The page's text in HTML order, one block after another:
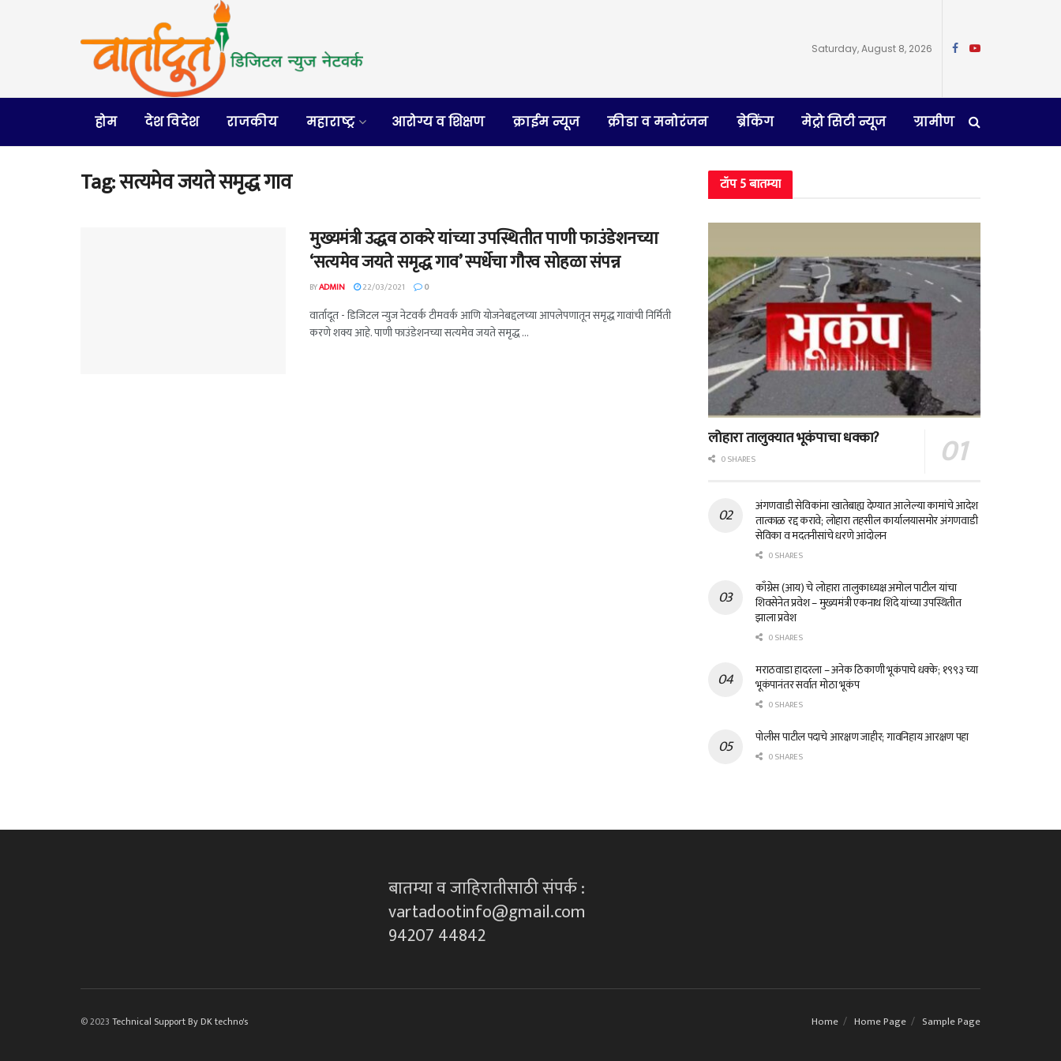
Saturday, August 8, 2026
होम देश विदेश राजकीय महाराष्ट्र आरोग्य व शिक्षण क्राईम न्यूज क्रीडा व मनोरंजन ब्रेकिंग मेट्रो सिटी न्यूज ग्रामीण
Tag:सत्यमेव जयते समृद्ध गाव
मुख्यमंत्री उद्धव ठाकरे यांच्या उपस्थितीत पाणी फाउंडेशनच्या
‘सत्यमेव जयते समृद्ध गाव’ स्पर्धेचा गौरव सोहळा संपन्न
BYADMIN 22/03/2021 0
वार्तादूत - डिजिटल न्युज नेटवर्क टीमवर्क आणि योजनेबद्दलच्या आपलेपणातून समृद्ध गावांची निर्मिती
करणे शक्य आहे. पाणी फाउंडेशनच्या सत्यमेव जयते समृद्ध ...
टॉप 5 बातम्या
लोहारा तालुक्यात भूकंपाचा धक्का?
0 SHARES
अंगणवाडी सेविकांना खातेबाह्य देण्यात आलेल्या कामांचे आदेश
तात्काळ रद्द करावे; लोहारा तहसील कार्यालयासमोर अंगणवाडी
सेविका व मदतनीसांचे धरणे आंदोलन
0 SHARES
काँग्रेस (आय) चे लोहारा तालुकाध्यक्ष अमोल पाटील यांचा
शिवसेनेत प्रवेश – मुख्यमंत्री एकनाथ शिंदे यांच्या उपस्थितीत
झाला प्रवेश
0 SHARES
मराठवाडा हादरला – अनेक ठिकाणी भूकंपाचे धक्के; १९९३ च्या
भूकंपानंतर सर्वात मोठा भूकंप
0 SHARES
पोलीस पाटील पदाचे आरक्षण जाहीर; गावनिहाय आरक्षण पहा
0 SHARES
बातम्या व जाहिरातीसाठी संपर्क :
vartadootinfo@gmail.com
94207 44842
Home Home Page Sample Page
© 2023 Technical Support By DK techno's